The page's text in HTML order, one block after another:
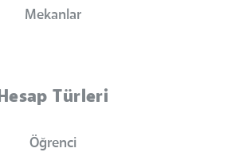
Mekanlar
Hesap Türleri
Öğrenci